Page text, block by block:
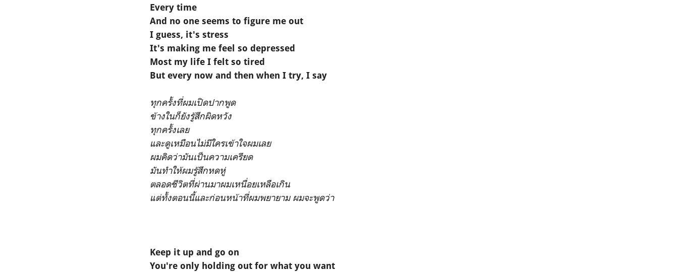
Every time
And no one seems to figure me out
I guess, it's stress
It's making me feel so depressed
Most my life I felt so tired
But every now and then when I try, I say
ทุกครั้งที่ผมเปิดปากพูด
ข้างในก็ยังรู้สึกผิดหวัง
ทุกครั้งเลย
และดูเหมือนไม่มีใครเข้าใจผมเลย
ผมคิดว่ามันเป็นความเครียด
มันทำให้ผมรู้สึกหดหู่
ตลอดชีวิตที่ผ่านมาผมเหนื่อยเหลือเกิน
แต่ทั้งตอนนี้และก่อนหน้าที่ผมพยายาม ผมจะพูดว่า
Keep it up and go on
You're only holding out for what you want